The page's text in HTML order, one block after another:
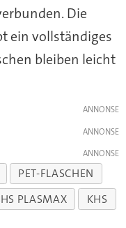
Die
ein vollständiges
bleiben leicht
PET-FLASCHEN
PLASMAX KHS